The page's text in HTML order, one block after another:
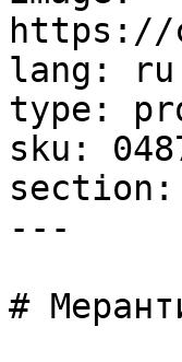
https://
lang: ru
type:
sku:
section:
---
#